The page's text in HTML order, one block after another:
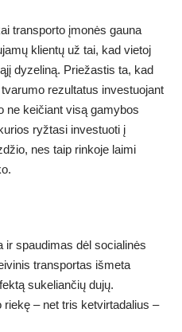
transporto įmonės gauna
klientų už tai, kad vietoj
dyzeliną. Priežastis ta, kad
rezultatus investuojant
ne keičiant visą gamybos
ryžtasi investuoti į
nes taip rinkoje laimi
ir spaudimas dėl socialinės
transportas išmeta
sukeliančių dujų.
– net tris ketvirtadalius –